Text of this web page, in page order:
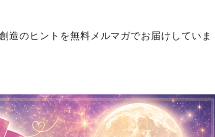
造のヒントを無料メルマガでお届けしていま